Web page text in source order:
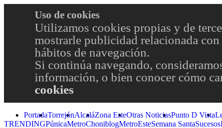
Uso de cookies
Utilizamos cookies propias y de
mostrarle publicidad relacionada
hábitos de navegación.
Si continúa navegando,
información, o bien conocer cómo
cookies
PortadaTorrejónAlcaláZona EsteOtras NoticiasPunto D Vista
TRENDINGPúnicaMetroChoniblogMetroEsteSemana SantaSucesos